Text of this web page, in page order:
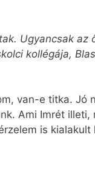
Ugyancsak az
kollégája,
van-e titka. Jó
Ami Imrét
is